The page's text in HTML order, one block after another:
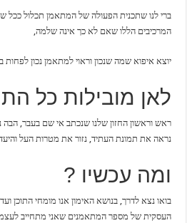
ברי לנו שתכנית הפעולה של המתאמן תכלול ככל
המרכיבים הללו שאם לא כך אינה שלמה,
יוצא איפוא שמה שנכון וראוי למתאמן נכון
לאן מובילות כל
ראש וראשון החזון שלנו שנכתב אי שם בעבר, הבה
נראה את תמונת העתיד, נזור את מטרות העל
ומה עכשיו ?
בואו נצא לדרך, בנושא האימון אנו מומחי התוכן
העסקית של מספר המתאמנים שאני מתחייב